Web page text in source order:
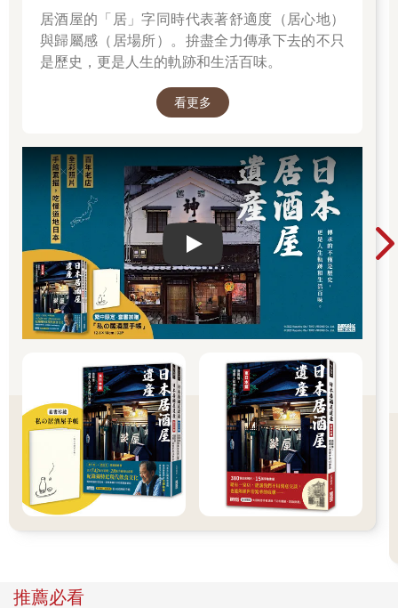
居酒屋的「居」字同時代表著舒適度（居心地）
與歸屬感（居場所）。拚盡全力傳承下去的不只
是歷史，更是人生的軌跡和生活百味。
看更多
Play video
推薦必看